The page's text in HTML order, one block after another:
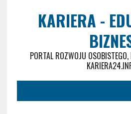
KARIERA -
PORTAL ROZWOJU